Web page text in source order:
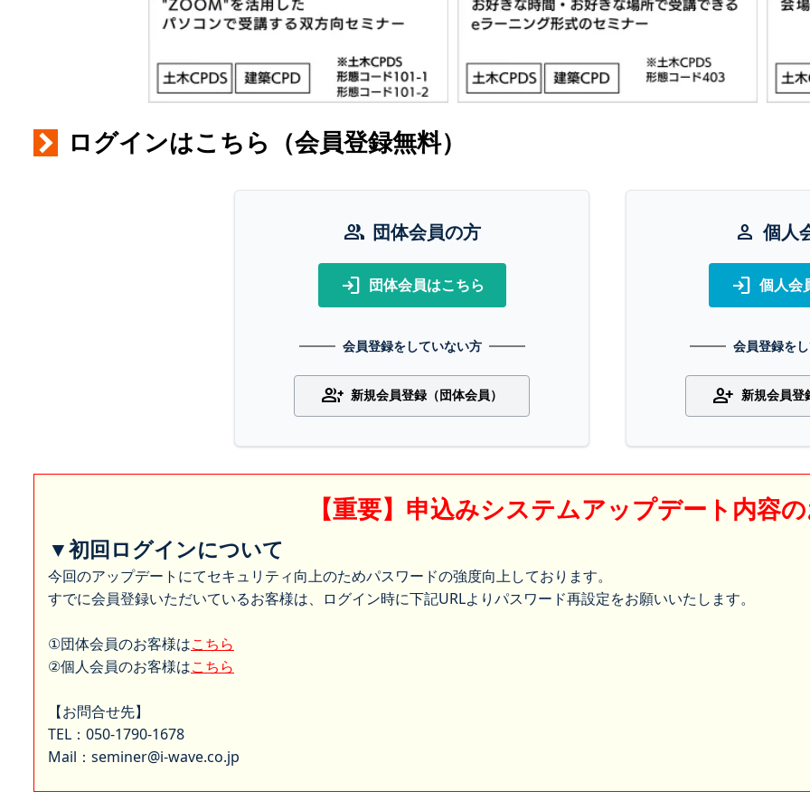
ログインはこちら（会員登録無料）
group 団体会員の方
login 団体会員はこちら
会員登録をしていない方
group_add 新規会員登録（団体会員）
person 個人
login 個人会
会員登録を
person_add 新規会員登
【重要】申込みシステムアップデート内容
▼初回ログインについて
今回のアップデートにてセキュリティ向上のためパスワードの強度向上しております。
すでに会員登録いただいているお客様は、ログイン時に下記URLよりパスワード再設定をお願いいたします。
①団体会員のお客様はこちら
②個人会員のお客様はこちら
【お問合せ先】
TEL：050-1790-1678
Mail：seminer@i-wave.co.jp